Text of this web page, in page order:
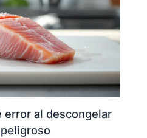
error al descongelar